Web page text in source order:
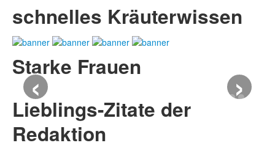
schnelles Kräuterwissen
Starke Frauen
‹ ›
Lieblings-Zitate der
Redaktion